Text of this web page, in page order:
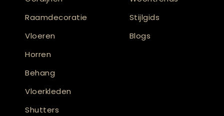
Raamdecoratie
Vloeren
Horren
Behang
Vloerkleden
Shutters
Stijlgids
Blogs